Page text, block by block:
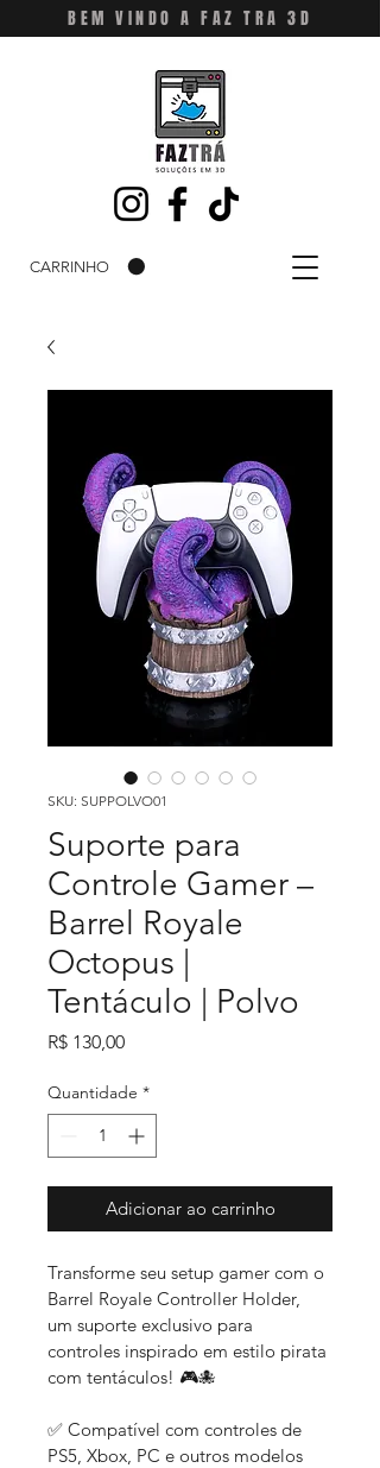
BEM VINDO A FAZ TRA 3D
CARRINHO
SKU: SUPPOLVO01
Suporte para
Controle Gamer –
Barrel Royale
Octopus |
Tentáculo | Polvo
R$ 130,00Preço
Quantidade *
Adicionar ao carrinho
Transforme seu setup gamer com o
Barrel Royale Controller Holder,
um suporte exclusivo para
controles inspirado em estilo pirata
com tentáculos! 🎮🐙
✅ Compatível com controles de
PS5, Xbox, PC e outros modelos